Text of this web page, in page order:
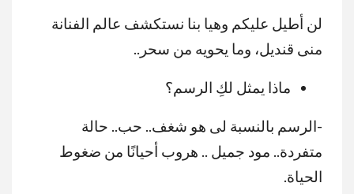
لن أطيل عليكم وهيا بنا نستكشف عالم الفنانة
منى قنديل، وما يحويه من سحر..
ماذا يمثل لكِ الرسم؟
-الرسم بالنسبة لى هو شغف.. حب.. حالة
متفردة.. مود جميل .. هروب أحيانًا من ضغوط
الحياة.